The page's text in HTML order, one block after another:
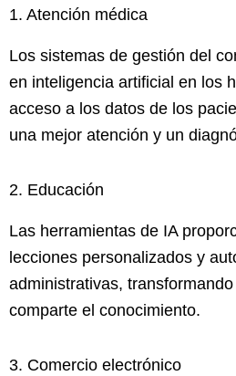
1. Atención médica
Los sistemas de gestión del
en inteligencia artificial en los
acceso a los datos de los
una mejor atención y un
2. Educación
Las herramientas de IA
lecciones personalizados y
administrativas,
comparte el conocimiento.
3. Comercio electrónico